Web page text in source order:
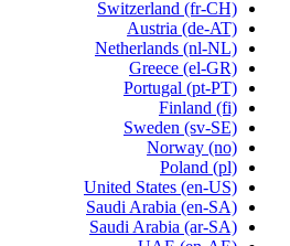
Switzerland (fr-CH)
Austria (de-AT)
Netherlands (nl-NL)
Greece (el-GR)
Portugal (pt-PT)
Finland (fi)
Sweden (sv-SE)
Norway (no)
Poland (pl)
United States (en-US)
Saudi Arabia (en-SA)
Saudi Arabia (ar-SA)